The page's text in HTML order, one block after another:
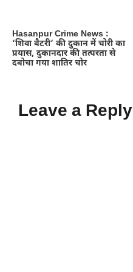
Hasanpur Crime News :
‘शिवा बैटरी’ की दुकान में चोरी का
प्रयास, दुकानदार की तत्परता से
दबोचा गया शातिर चोर
Leave a Reply